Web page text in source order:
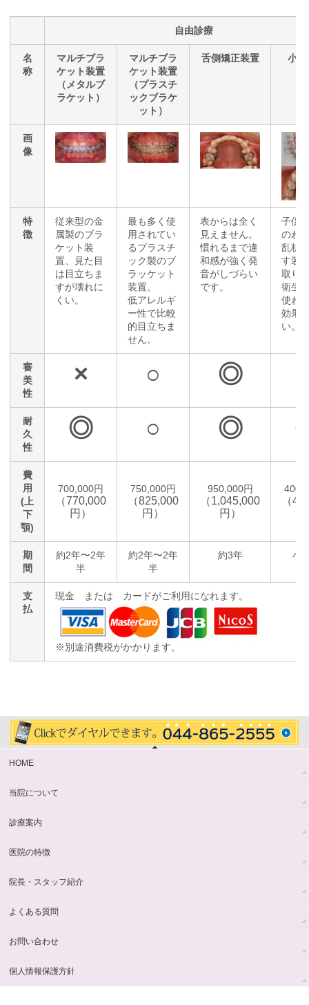
自由診療
名
称
マルチブラ
ケット装置
（メタルブ
ラケット）
マルチブラ
ケット装置
（プラスチ
ックブラケ
ット）
舌側矯正装置 小
画
像
特
徴
従来型の金
属製のブラ
ケット装
置、見た目
は目立ちま
すが壊れに
くい。
最も多く使
用されてい
るプラスチ
ック製のブ
ラッケット
装置。
低アレルギ
ー性で比較
的目立ちま
せん。
表からは全く
見えません。
慣れるまで違
和感が強く発
音がしづらい
です。
子供
のわ
乱杭
す装
取り
衛生
使わ
効果
い。
審
美
性
× ○ ◎
耐
久
性
◎ ○ ◎
費
用
(上
下
顎)
700,000円
（770,000
円）
750,000円
（825,000
円）
950,000円
（1,045,000
円）
（
期
間
約2年〜2年
半
約2年〜2年
半
約3年 小
支
払
現金 または カードがご利用になれます。
※別途消費税がかかります。
HOME
当院について
診療案内
医院の特徴
院長・スタッフ紹介
よくある質問
お問い合わせ
個人情報保護方針